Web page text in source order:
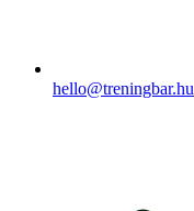
hello@treningbar.hu